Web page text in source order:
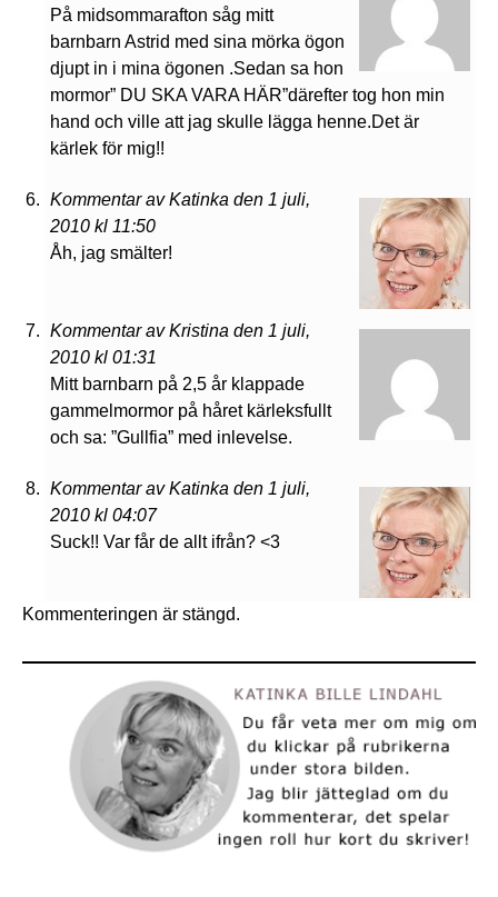
På midsommarafton såg mitt
barnbarn Astrid med sina mörka ögon
djupt in i mina ögonen .Sedan sa hon
mormor” DU SKA VARA HÄR”därefter tog hon min
hand och ville att jag skulle lägga henne.Det är
kärlek för mig!!
Kommentar av Katinka den 1 juli,
2010 kl 11:50
Åh, jag smälter!
Kommentar av Kristina den 1 juli,
2010 kl 01:31
Mitt barnbarn på 2,5 år klappade
gammelmormor på håret kärleksfullt
och sa: ”Gullfia” med inlevelse.
Kommentar av Katinka den 1 juli,
2010 kl 04:07
Suck!! Var får de allt ifrån? <3
Kommenteringen är stängd.